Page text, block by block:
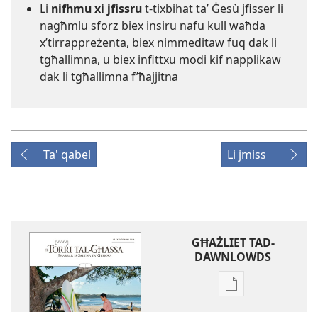
Li nifhmu xi jfissrut-tixbihat taʼ Ġesù jfisser li
nagħmlu sforz biex insiru nafu kull waħda
x’tirrappreżenta, biex nimmeditaw fuq dak li
tgħallimna, u biex infittxu modi kif napplikaw
dak li tgħallimna f’ħajjitna
Ta' qabel Li jmiss
GĦAŻLIET TAD-
DAWNLOWDS
Għażliet